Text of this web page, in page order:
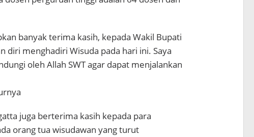
banyak terima kasih, kepada Wakil Bupati
menghadiri Wisuda pada hari ini. Saya
oleh Allah SWT agar dapat menjalankan
juga berterima kasih kepada para
orang tua wisudawan yang turut